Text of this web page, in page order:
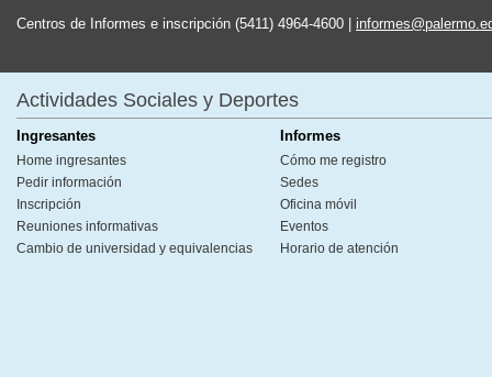
Centros de Informes e inscripción (5411) 4964-4600 |
Actividades Sociales y Deportes
Ingresantes
Home ingresantes
Pedir información
Inscripción
Reuniones informativas
Cambio de universidad y equivalencias
Informes
Cómo me registro
Sedes
Oficina móvil
Eventos
Horario de atención